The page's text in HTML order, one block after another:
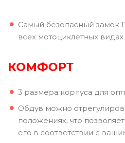
Самый безопасный замок
всех мотоциклетных
КОМФОРТ
3 размера корпуса для
Обдув можно
положениях, что
его в соответствии с